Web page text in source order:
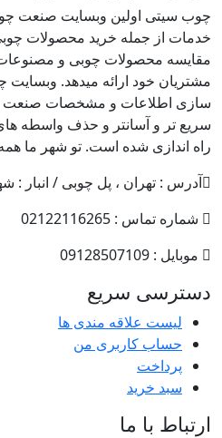
چوب سیتی اولین وبسایت صنعت
خدمات از جمله خرید محصولات
مقایسه محصولات چوبی و مصنوعات
مشتریان خود ارائه میدهد.
سازی اطلاعات و مشخصات صنعت
سریع تر و آسانتر و حذف واسطه های
راه اندازی شده است. تو شهر ما همه
آدرس : تهران ، پل چوبی / انبار :
شماره تماس : 02122116265
موبایل : 09128507109
دسترسی سریع
لیست علاقه مندی ها
حساب کاربری من
پرداخت
سبد خرید
ارتباط با ما